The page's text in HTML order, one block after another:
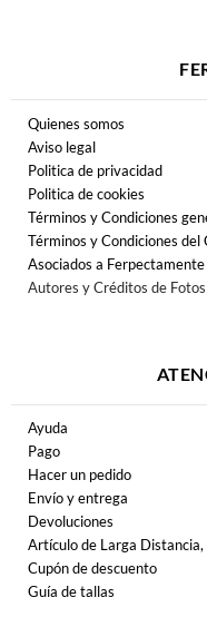
Quienes somos
Aviso legal
Politica de privacidad
Politica de cookies
Términos y Condiciones
Términos y Condiciones del
Asociados a Ferpectamente
Autores y Créditos de Fotos
Ayuda
Pago
Hacer un pedido
Envío y entrega
Devoluciones
Artículo de Larga
Cupón de descuento
Guía de tallas